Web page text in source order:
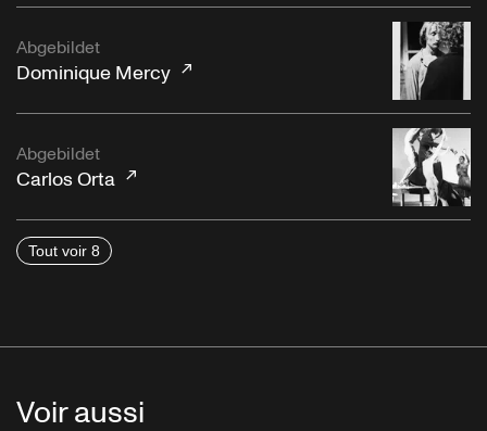
Abgebildet
Dominique Mercy
Abgebildet
Carlos Orta
Tout voir 8
Voir aussi